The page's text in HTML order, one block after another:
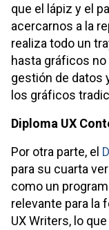
que el lápiz y el
acercarnos a la
realiza todo un
hasta gráficos
gestión de datos
los gráficos
Diploma UX
Por otra parte, el
para su cuarta
como un
relevante para la
UX Writers, lo